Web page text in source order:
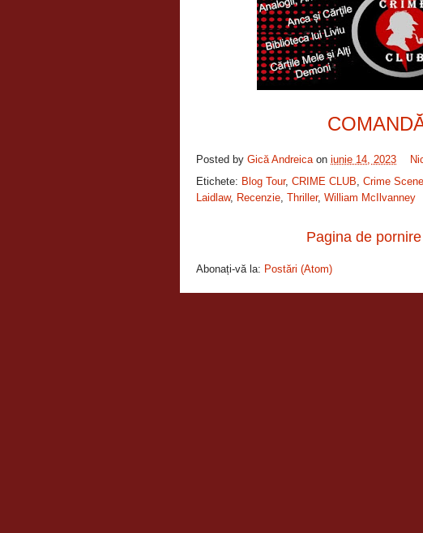
Posted by Gică Andreica on iunie 14, 2023
Etichete: Blog Tour, CRIME CLUB, Crime
Laidlaw, Recenzie, Thriller, William McIlvanney
Pagina de pornire
Abonați-vă la: Postări (Atom)